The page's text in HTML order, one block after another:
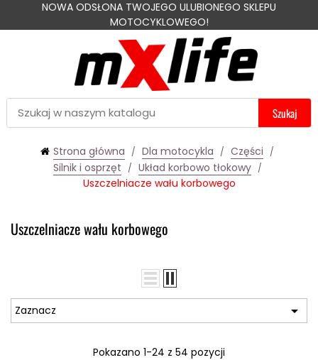
NOWA ODSŁONA TWOJEGO ULUBIONEGO SKLEPU
MOTOCYKLOWEGO!
Szukaj
Strona główna Dla motocykla
Części
Silnik i osprzęt
Układ korbowo tłokowy
Uszczelniacze wału korbowego
Uszczelniacze wału korbowego
Zaznacz 
Pokazano 1-24 z 54 pozycji